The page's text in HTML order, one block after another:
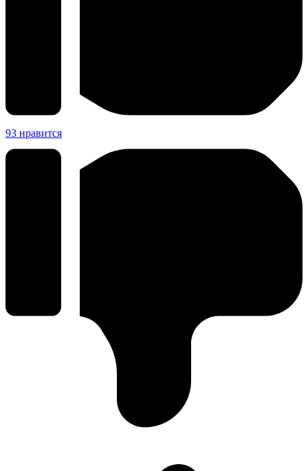
93 нравится